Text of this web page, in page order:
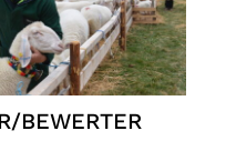
BEWERTER